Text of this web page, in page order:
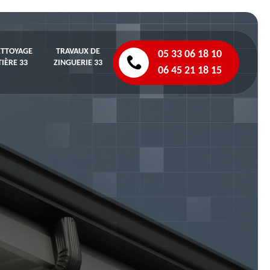
33
TRAVAUX DE
ZINGUERIE 33
05 33 06 18 10
06 45 21 18 15